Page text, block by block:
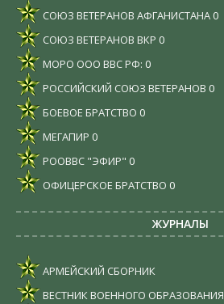
СОЮЗ ВЕТЕРАНОВ АФГАНИСТАНА 0
СОЮЗ ВЕТЕРАНОВ ВКР 0
МОРО ООО ВВС РФ: 0
РОССИЙСКИЙ СОЮЗ ВЕТЕРАНОВ 0
БОЕВОЕ БРАТСТВО 0
МЕГАПИР 0
РООВВС "ЭФИР" 0
ОФИЦЕРСКОЕ БРАТСТВО 0
ЖУРНАЛЫ
АРМЕЙСКИЙ СБОРНИК
ВЕСТНИК ВОЕННОГО ОБРАЗОВАНИЯ